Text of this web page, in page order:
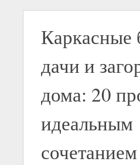
Каркасные
дачи и
дома: 20
идеальным